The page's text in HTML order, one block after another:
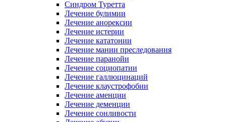
Синдром Туретта
Лечение булимии
Лечение анорексии
Лечение истерии
Лечение кататонии
Лечение мании преследования
Лечение паранойи
Лечение социопатии
Лечение галлюцинаций
Лечение клаустрофобии
Лечение аменции
Лечение деменции
Лечение сонливости